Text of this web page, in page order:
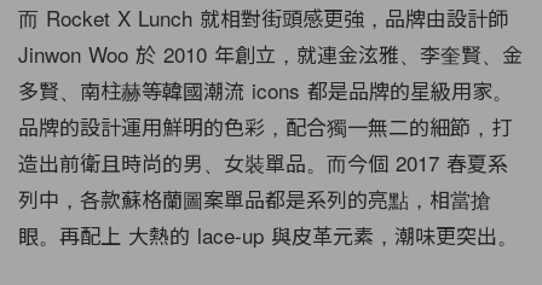
而 Rocket X Lunch 就相對街頭感更強，品牌由設計師
Jinwon Woo 於 2010 年創立，就連金泫雅、李奎賢、金
多賢、南柱赫等韓國潮流 icons 都是品牌的星級用家。
品牌的設計運用鮮明的色彩，配合獨一無二的細節，打
造出前衛且時尚的男、女裝單品。而今個 2017 春夏系
列中，各款蘇格蘭圖案單品都是系列的亮點，相當搶
眼。再配上 大熱的 lace-up 與皮革元素，潮味更突出。